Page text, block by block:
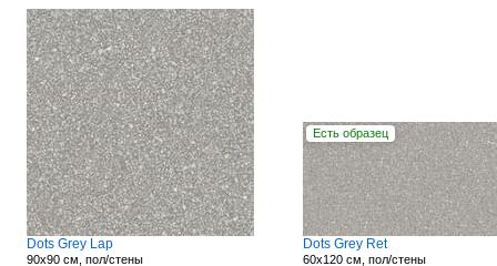
Dots Grey Lap
90x90 см, пол/стены
Есть образец
Dots Grey Ret
60x120 см, пол/стены